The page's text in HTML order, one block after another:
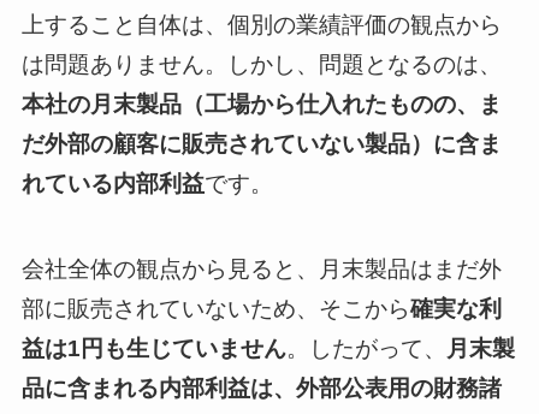
上すること自体は、個別の業績評価の観点から
は問題ありません。しかし、問題となるのは、
本社の月末製品（工場から仕入れたものの、ま
だ外部の顧客に販売されていない製品）に含ま
れている内部利益です。
会社全体の観点から見ると、月末製品はまだ外
部に販売されていないため、そこから確実な利
益は1円も生じていません。したがって、
月末製
品に含まれる内部利益は、外部公表用の財務諸